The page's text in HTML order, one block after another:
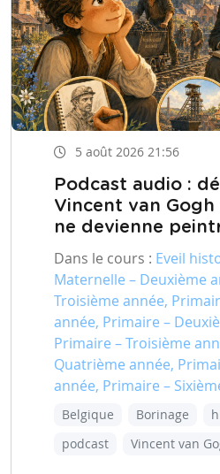
5 août 2026 21:56
Podcast audio :
Vincent van
ne devienne
Dans le cours : Eveil
Maternelle – Deuxième
Troisième année,
année, Primaire –
Primaire – Troisième
Quatrième année,
année, Primaire –
Belgique Borinage
podcast
Vincent van